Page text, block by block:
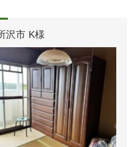
沢市 K様